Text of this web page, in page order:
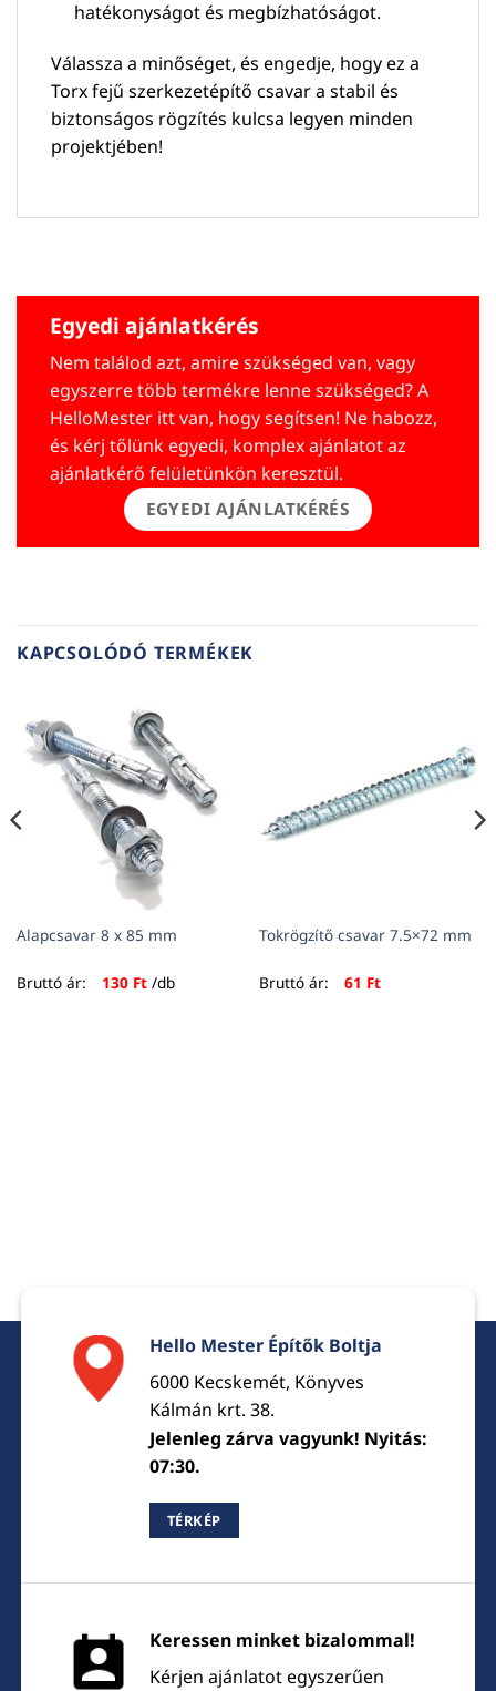
hatékonyságot és megbízhatóságot.
Válassza a minőséget, és engedje, hogy ez a
Torx fejű szerkezetépítő csavar a stabil és
biztonságos rögzítés kulcsa legyen minden
projektjében!
Egyedi ajánlatkérés
Nem találod azt, amire szükséged van, vagy
egyszerre több termékre lenne szükséged? A
HelloMester itt van, hogy segítsen! Ne habozz,
és kérj tőlünk egyedi, komplex ajánlatot az
ajánlatkérő felületünkön keresztül.
EGYEDI AJÁNLATKÉRÉS
KAPCSOLÓDÓ TERMÉKEK
Alapcsavar 8 x 85 mm
Bruttó ár: 130 Ft/db
Tokrögzítő csavar 7.5×72 mm
Bruttó ár: 61 Ft
Hello Mester Építők Boltja
6000 Kecskemét, Könyves
Kálmán krt. 38.
Jelenleg zárva vagyunk! Nyitás:
07:30.
TÉRKÉP
Keressen minket bizalommal!
Kérjen ajánlatot egyszerűen